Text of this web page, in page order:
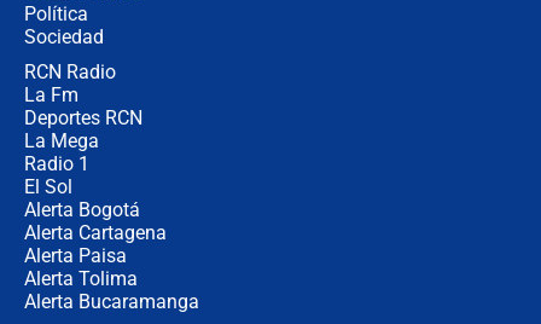
Política
Sociedad
RCN Radio
La Fm
Deportes RCN
La Mega
Radio 1
El Sol
Alerta Bogotá
Alerta Cartagena
Alerta Paisa
Alerta Tolima
Alerta Bucaramanga